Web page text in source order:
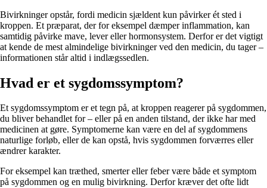
Bivirkninger opstår, fordi medicin sjældent kun påvirker ét sted i
kroppen. Et præparat, der for eksempel dæmper inflammation, kan
samtidig påvirke mave, lever eller hormonsystem. Derfor er det vigtigt
at kende de mest almindelige bivirkninger ved den medicin, du tager –
informationen står altid i indlægssedlen.
Hvad er et sygdomssymptom?
Et sygdomssymptom er et tegn på, at kroppen reagerer på sygdommen,
du bliver behandlet for – eller på en anden tilstand, der ikke har med
medicinen at gøre. Symptomerne kan være en del af sygdommens
naturlige forløb, eller de kan opstå, hvis sygdommen forværres eller
ændrer karakter.
For eksempel kan træthed, smerter eller feber være både et symptom
på sygdommen og en mulig bivirkning. Derfor kræver det ofte lidt